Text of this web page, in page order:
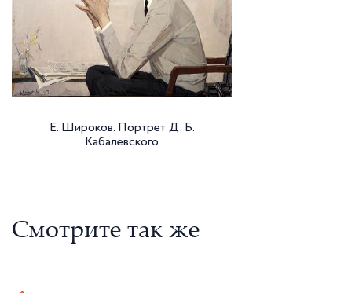
Е. Широков. Портрет Д. Б.
Кабалевского
Смотрите так же